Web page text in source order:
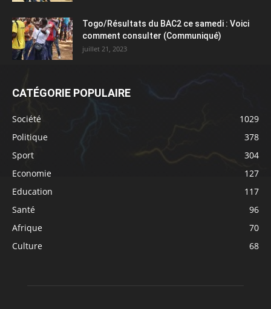
Togo/Résultats du BAC2 ce samedi : Voici
comment consulter (Communiqué)
juillet 21, 2023
CATÉGORIE POPULAIRE
Société
1029
Politique
378
Sport
304
Economie
127
Education
117
Santé
96
Afrique
70
Culture
68